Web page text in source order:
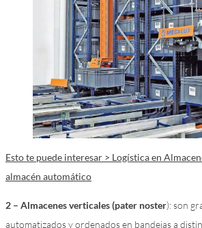
Esto te puede interesar > Logística en
almacén automático
2 – Almacenes verticales (pater noster): son
automatizados y ordenados en bandejas a